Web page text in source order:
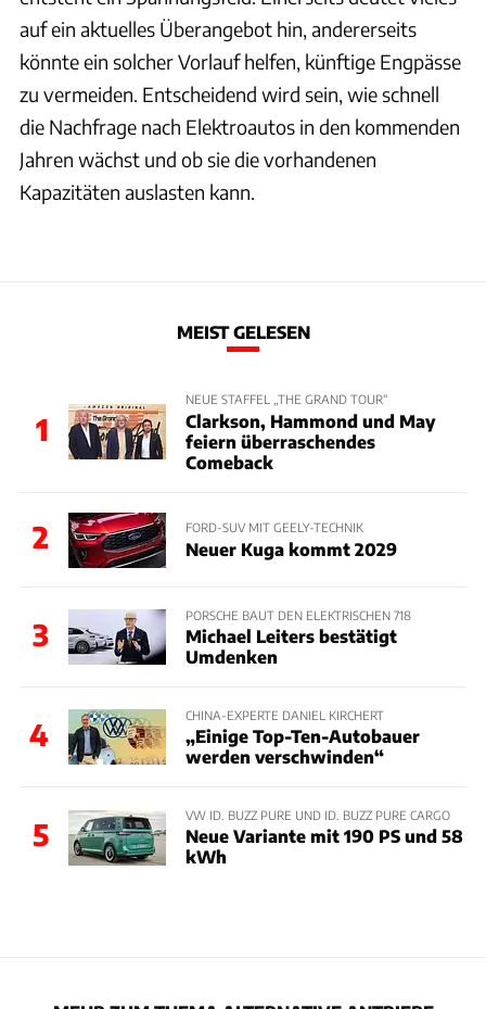
auf ein aktuelles Überangebot hin, andererseits
könnte ein solcher Vorlauf helfen, künftige Engpässe
zu vermeiden. Entscheidend wird sein, wie schnell
die Nachfrage nach Elektroautos in den kommenden
Jahren wächst und ob sie die vorhandenen
Kapazitäten auslasten kann.
MEIST GELESEN
1
NEUE STAFFEL „THE GRAND TOUR“
Clarkson, Hammond und May
feiern überraschendes
Comeback
2 FORD-SUV MIT GEELY-TECHNIK
Neuer Kuga kommt 2029
3
PORSCHE BAUT DEN ELEKTRISCHEN 718
Michael Leiters bestätigt
Umdenken
4
CHINA-EXPERTE DANIEL KIRCHERT
„Einige Top-Ten-Autobauer
werden verschwinden“
5
VW ID. BUZZ PURE UND ID. BUZZ PURE CARGO
Neue Variante mit 190 PS und 58
kWh